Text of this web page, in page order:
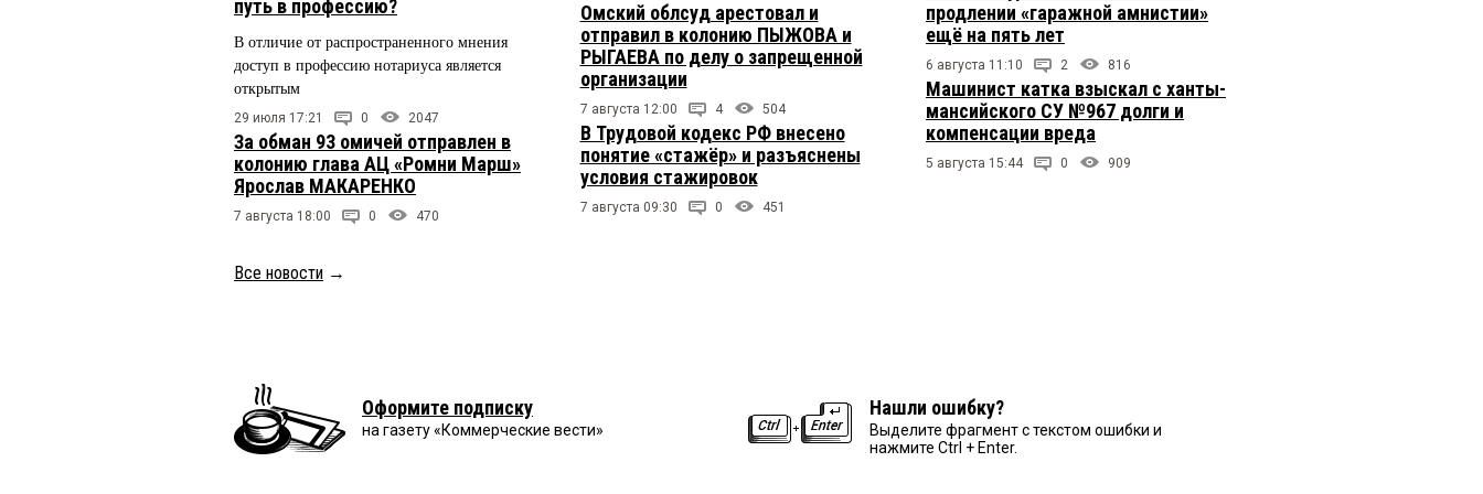
путь в профессию?
В отличие от распространенного мнения
доступ в профессию нотариуса является
открытым
29 июля 17:21 0 2047
За обман 93 омичей отправлен в
колонию глава АЦ «Ромни Марш»
Ярослав МАКАРЕНКО
7 августа 18:00 0 470
Омский облсуд арестовал и
отправил в колонию ПЫЖОВА и
РЫГАЕВА по делу о запрещенной
организации
7 августа 12:00 4 504
В Трудовой кодекс РФ внесено
понятие «стажёр» и разъяснены
условия стажировок
7 августа 09:30 0 451
продлении «гаражной амнистии»
ещё на пять лет
6 августа 11:10 2 816
Машинист катка взыскал с ханты-
мансийского СУ №967 долги и
компенсации вреда
5 августа 15:44 0 909
Все новости →
Оформите подписку
на газету «Коммерческие вести»
Нашли ошибку?
Выделите фрагмент с текстом ошибки и
нажмите Ctrl + Enter.